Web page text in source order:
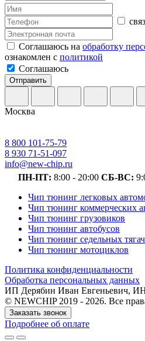
Соглашаюсь на обработку
ознакомлен с политикой
Соглашаюсь
Отправить
Москва
8 800 101-75-79
8 930 71-51-097
info@new-chip.ru
ПН-ПТ: 8:00 - 20:00 СБ-ВС:
Чип тюнинг легковых
Чип тюнинг коммерческих
Чип тюнинг грузовиков
Чип тюнинг автобусов
Чип тюнинг седельных
Чип тюнинг мотоциклов
Политика конфиденциальности
Обработка персональных данных
ИП Дерябин Иван Евгеньевич,
© NEWCHIP 2019 - 2026. Все
Заказать звонок
Подробнее об оплате